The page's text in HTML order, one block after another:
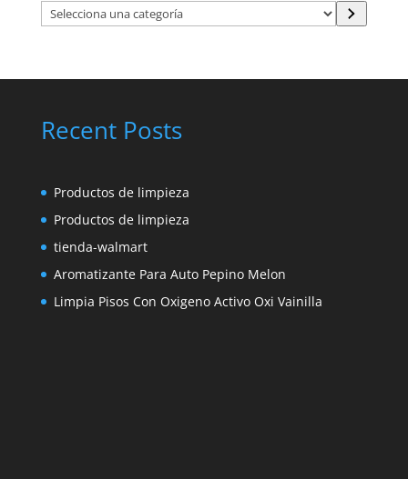
Selecciona
una
Recent Posts
Productos de limpieza
Productos de limpieza
tienda-walmart
Aromatizante Para Auto Pepino Melon
Limpia Pisos Con Oxigeno Activo Oxi Vainilla